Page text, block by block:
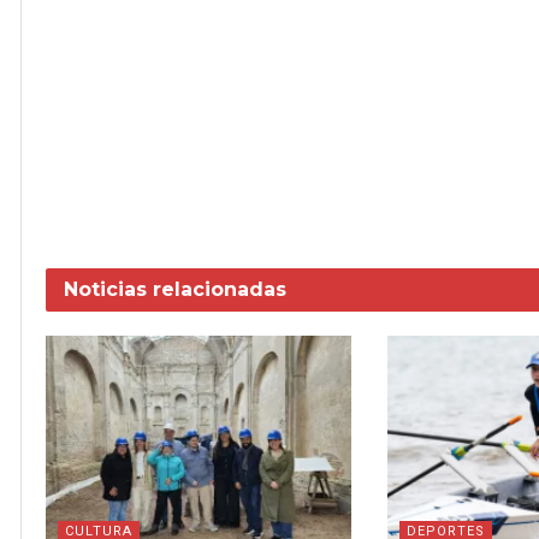
Noticias relacionadas
CULTURA DEPORTES